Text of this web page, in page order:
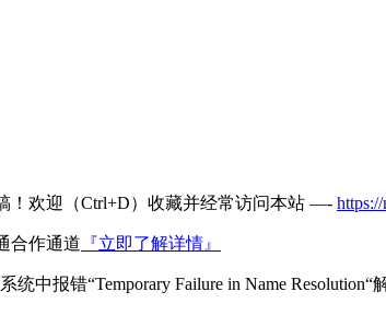
！欢迎（Ctrl+D）收藏并经常访问本站 —-
合作通道 『立即了解详情』
统中报错“Temporary Failure in Name Resolution“